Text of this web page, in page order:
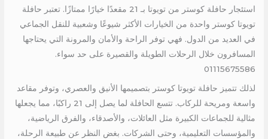
استئجار حافلة كوستر من تويوتا بـ 21 مقعدًا خيارًا ممتازًا. تعتبر حافلة
تويوتا كوستر واحدة من الخيارات الأكثر شيوعًا وشعبية للنقل الجماعي
في العديد من الدول. فهي توفر الراحة والأمان والمرونة التي يحتاجها
المسافرون خلال الرحلات الطويلة والقصيرة على حد سواء.
01115675586
لذلك تتميز حافلة تويوتا كوستر بتصميمها الأنيق والعصري، وتوفر مقاعد
واسعة ومريحة للركاب. تتسع الحافلة لما يصل إلى 21 راكبًا، مما يجعلها
مثالية للجماعات الكبيرة مثل العائلات، والأصدقاء، والفرق الرياضية،
والمؤسسات التعليمية، وحتى الشركات. بغض النظر عن طبيعة الرحلة،